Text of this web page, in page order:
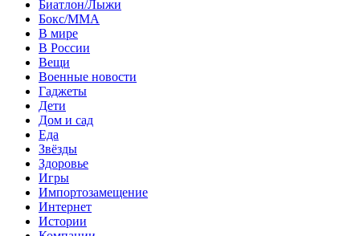
Биатлон/Лыжи
Бокс/MMA
В мире
В России
Вещи
Военные новости
Гаджеты
Дети
Дом и сад
Еда
Звёзды
Здоровье
Игры
Импортозамещение
Интернет
Истории